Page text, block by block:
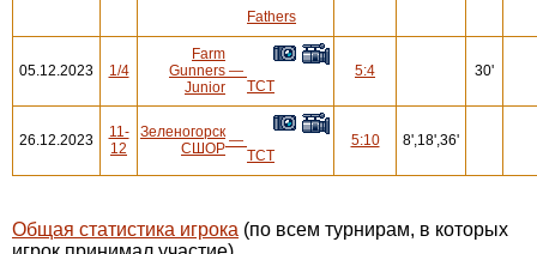
Fathers
05.12.2023 1/4
Farm
Gunners
Junior
—
ТСТ
5:4 30'
26.12.2023
11-
12
Зеленогорск
СШОР —
ТСТ
5:10 8',18',36'
Общая статистика игрока (по всем турнирам, в которых